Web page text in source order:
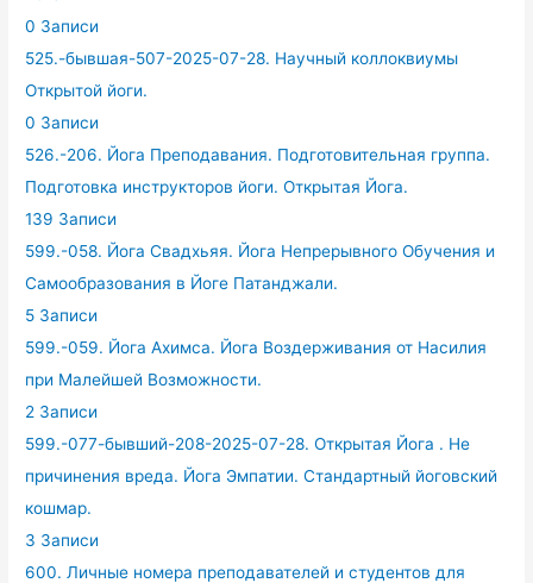
0 Записи
525.-бывшая-507-2025-07-28. Научный коллоквиумы
Открытой йоги.
0 Записи
526.-206. Йога Преподавания. Подготовительная группа.
Подготовка инструкторов йоги. Открытая Йога.
139 Записи
599.-058. Йога Свадхьяя. Йога Непрерывного Обучения и
Самообразования в Йоге Патанджали.
5 Записи
599.-059. Йога Ахимса. Йога Воздерживания от Насилия
при Малейшей Возможности.
2 Записи
599.-077-бывший-208-2025-07-28. Открытая Йога . Не
причинения вреда. Йога Эмпатии. Стандартный йоговский
кошмар.
3 Записи
600. Личные номера преподавателей и студентов для